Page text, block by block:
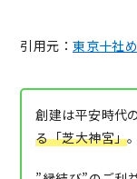
引用元：東京十社
創建は平安時代
る「芝大神宮」。